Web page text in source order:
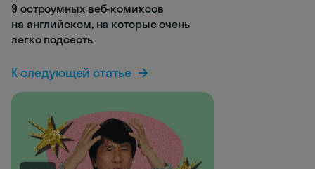
9 остроумных веб-комиксов
на английском, на которые очень
легко подсесть
К следующей статье